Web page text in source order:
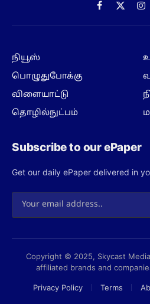
Facebook
X
நியூஸ்
பொழுதுபோக்கு
விளையாட்டு
தொழில்நுட்பம்
Subscribe to our ePaper
Get our daily ePaper delivered in
Copyright © 2025, Skycast
affiliated brands and
Privacy Policy Terms